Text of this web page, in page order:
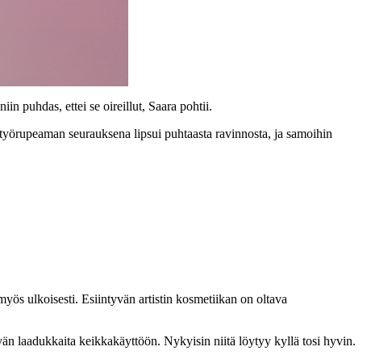
puhdas, ettei se oireillut, Saara pohtii.
seurauksena lipsui puhtaasta ravinnosta, ja samoihin
ulkoisesti. Esiintyvän artistin kosmetiikan on oltava
laadukkaita keikkakäyttöön. Nykyisin niitä löytyy kyllä tosi hyvin.